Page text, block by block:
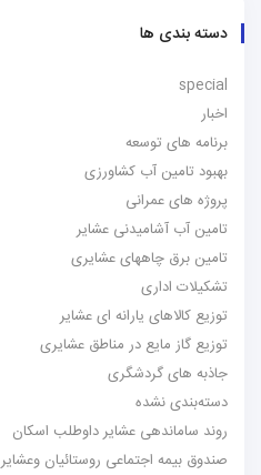
دسته بندی ها
special
اخبار
برنامه های توسعه
بهبود تامین آب کشاورزی
پروژه های عمرانی
تامین آب آشامیدنی عشایر
تامین برق چاههای عشایری
تشکیلات اداری
توزیع کالاهای یارانه ای عشایر
توزیع گاز مایع در مناطق عشایری
جاذبه های گردشگری
دسته‌بندی نشده
روند ساماندهی عشایر داوطلب اسکان
صندوق بیمه اجتماعی روستائیان وعشایر